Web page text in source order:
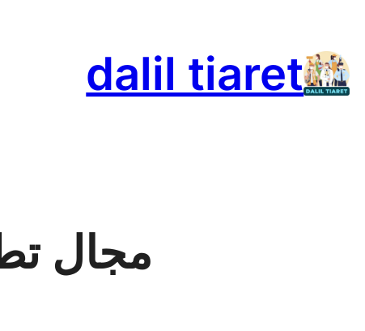
المحتوى dalil tiaret
مجال